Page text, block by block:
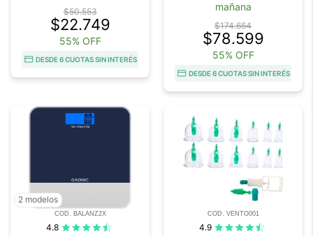
$50.553
$22.749
55% OFF
DESDE 6 CUOTAS SIN INTERÉS
mañana
$174.664
$78.599
55% OFF
DESDE 6 CUOTAS SIN INTERÉS
2 modelos
COD. BALANZ2X
4.8
COD. VENTO001
4.9